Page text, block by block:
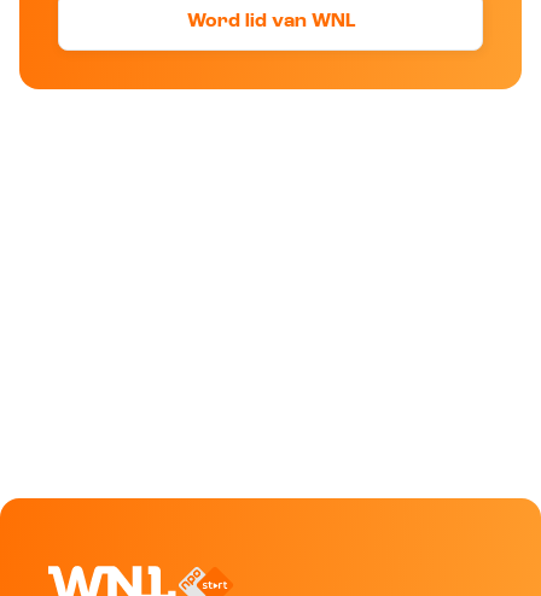
Word lid van WNL